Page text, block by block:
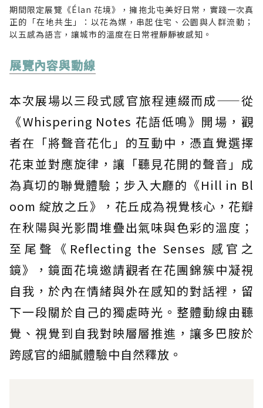
期間限定展覽《Élan 花境》，擁抱北屯美好日常，實踐一次真
正的「在地共生」：以花為媒，串起住宅、公園與人群流動；
以五感為語言，讓城市的溫度在日常裡靜靜被感知。
展覽內容與動線
本次展場以三段式感官旅程連綴而成——從
《Whispering Notes 花語低鳴》開場，觀
者在「將聲音花化」的互動中，憑直覺選擇
花束並對應旋律，讓「聽見花開的聲音」成
為真切的聯覺體驗；步入大廳的《Hill in Bl
oom 綻放之丘》，花丘成為視覺核心，花瓣
在秋陽與光影間堆疊出氣味與色彩的溫度；
至尾聲《Reflecting the Senses 感官之
鏡》，鏡面花境邀請觀者在花團錦簇中凝視
自我，於內在情緒與外在感知的對話裡，留
下一段關於自己的獨處時光。整體動線由聽
覺、視覺到自我對映層層推進，讓多巴胺於
跨感官的細膩體驗中自然釋放。